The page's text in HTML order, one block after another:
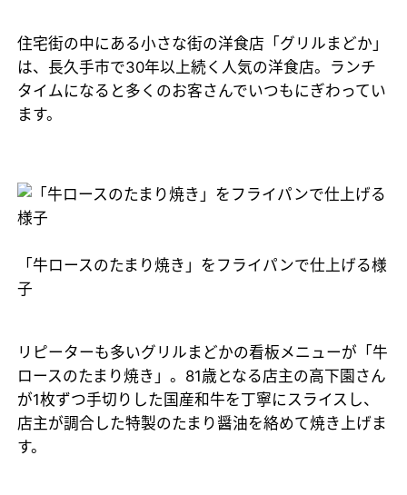
住宅街の中にある小さな街の洋食店「グリルまどか」
は、長久手市で30年以上続く人気の洋食店。ランチ
タイムになると多くのお客さんでいつもにぎわってい
ます。
「牛ロースのたまり焼き」をフライパンで仕上げる様
子
リピーターも多いグリルまどかの看板メニューが「牛
ロースのたまり焼き」。81歳となる店主の高下園さん
が1枚ずつ手切りした国産和牛を丁寧にスライスし、
店主が調合した特製のたまり醤油を絡めて焼き上げま
す。